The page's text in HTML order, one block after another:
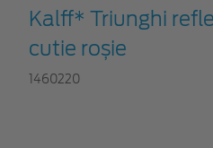
Kalff* Triunghi
cutie roșie
1460220